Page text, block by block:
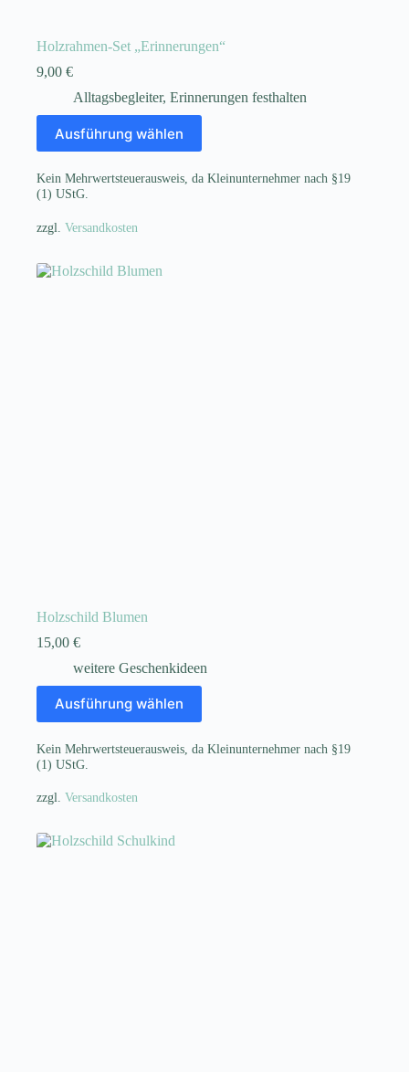
Holzrahmen-Set „Erinnerungen“
9,00 €
Alltagsbegleiter, Erinnerungen festhalten
Ausführung wählen
Dieses
Produkt
weist
mehrere
Varianten
auf.
Die
Optionen
auf
Kein Mehrwertsteuerausweis, da Kleinunternehmer nach §19
(1) UStG.
zzgl. Versandkosten
Holzschild Blumen
15,00 €
weitere Geschenkideen
Ausführung wählen
Dieses
Produkt
weist
mehrere
Varianten
auf.
Die
Optionen
auf
Kein Mehrwertsteuerausweis, da Kleinunternehmer nach §19
(1) UStG.
zzgl. Versandkosten